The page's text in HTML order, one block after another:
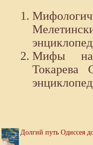
Мифы
Долгий путь Одиссея